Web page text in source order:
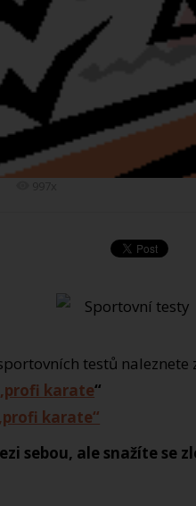
testů naleznete
karate“
karate“
sebou, ale snažíte se